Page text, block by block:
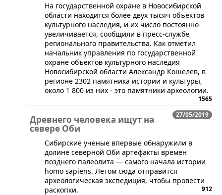
На государственной охране в Новосибирской
области находится более двух тысяч объектов
культурного наследия, и их число постоянно
увеличивается, сообщили в пресс-службе
регионального правительства. Как отметил
начальник управления по государственной
охране объектов культурного наследия
Новосибирской области Александр Кошелев, в
регионе 2302 памятника истории и культуры,
около 1 800 из них - это памятники археологии.
1565
27/05/2019
Древнего человека ищут на
севере Оби
​Сибирские ученые впервые обнаружили в
долине северной Оби артефакты времен
позднего палеолита — самого начала истории
homo sapiens. Летом сюда отправится
археологическая экспедиция, чтобы провести
раскопки.
912